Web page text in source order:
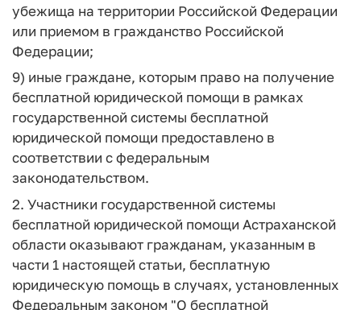
убежища на территории Российской Федерации
или приемом в гражданство Российской
Федерации;
9) иные граждане, которым право на получение
бесплатной юридической помощи в рамках
государственной системы бесплатной
юридической помощи предоставлено в
соответствии с федеральным
законодательством.
2. Участники государственной системы
бесплатной юридической помощи Астраханской
области оказывают гражданам, указанным в
части 1 настоящей статьи, бесплатную
юридическую помощь в случаях, установленных
Федеральным законом "О бесплатной